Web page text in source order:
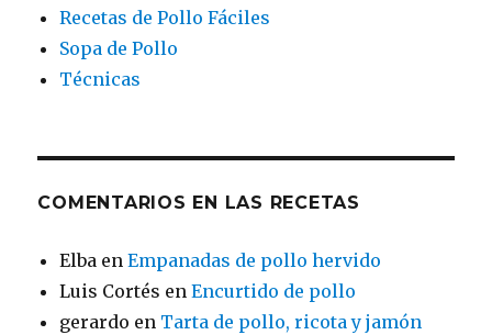
Recetas de Pollo Fáciles
Sopa de Pollo
Técnicas
COMENTARIOS EN LAS RECETAS
Elba enEmpanadas de pollo hervido
Luis Cortés enEncurtido de pollo
gerardo en Tarta de pollo, ricota y jamón